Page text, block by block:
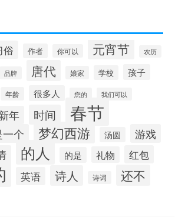
俗 作者 你可以 元宵节 农历
品牌 唐代 娘家 学校 孩子
年龄 很多人 您的 我们可以
年 时间 春节
一个 梦幻西游 汤圆 游戏
的人 的是 礼物 红包
英语 诗人 诗词 还不